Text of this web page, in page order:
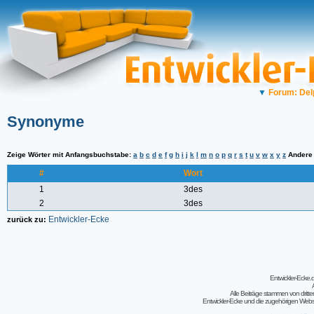
▼ Forum:
Synonyme
Zeige Wörter mit Anfangsbuchstabe: a b c d e f g h i j k l m n o p q r s t u v w x y z Andere
#
Wort
1
3des
2
3des
zurück zu: Entwickler-Ecke
Entwickler-
Alle Beiträge stammen von
Entwickler-Ecke und die zugehörigen